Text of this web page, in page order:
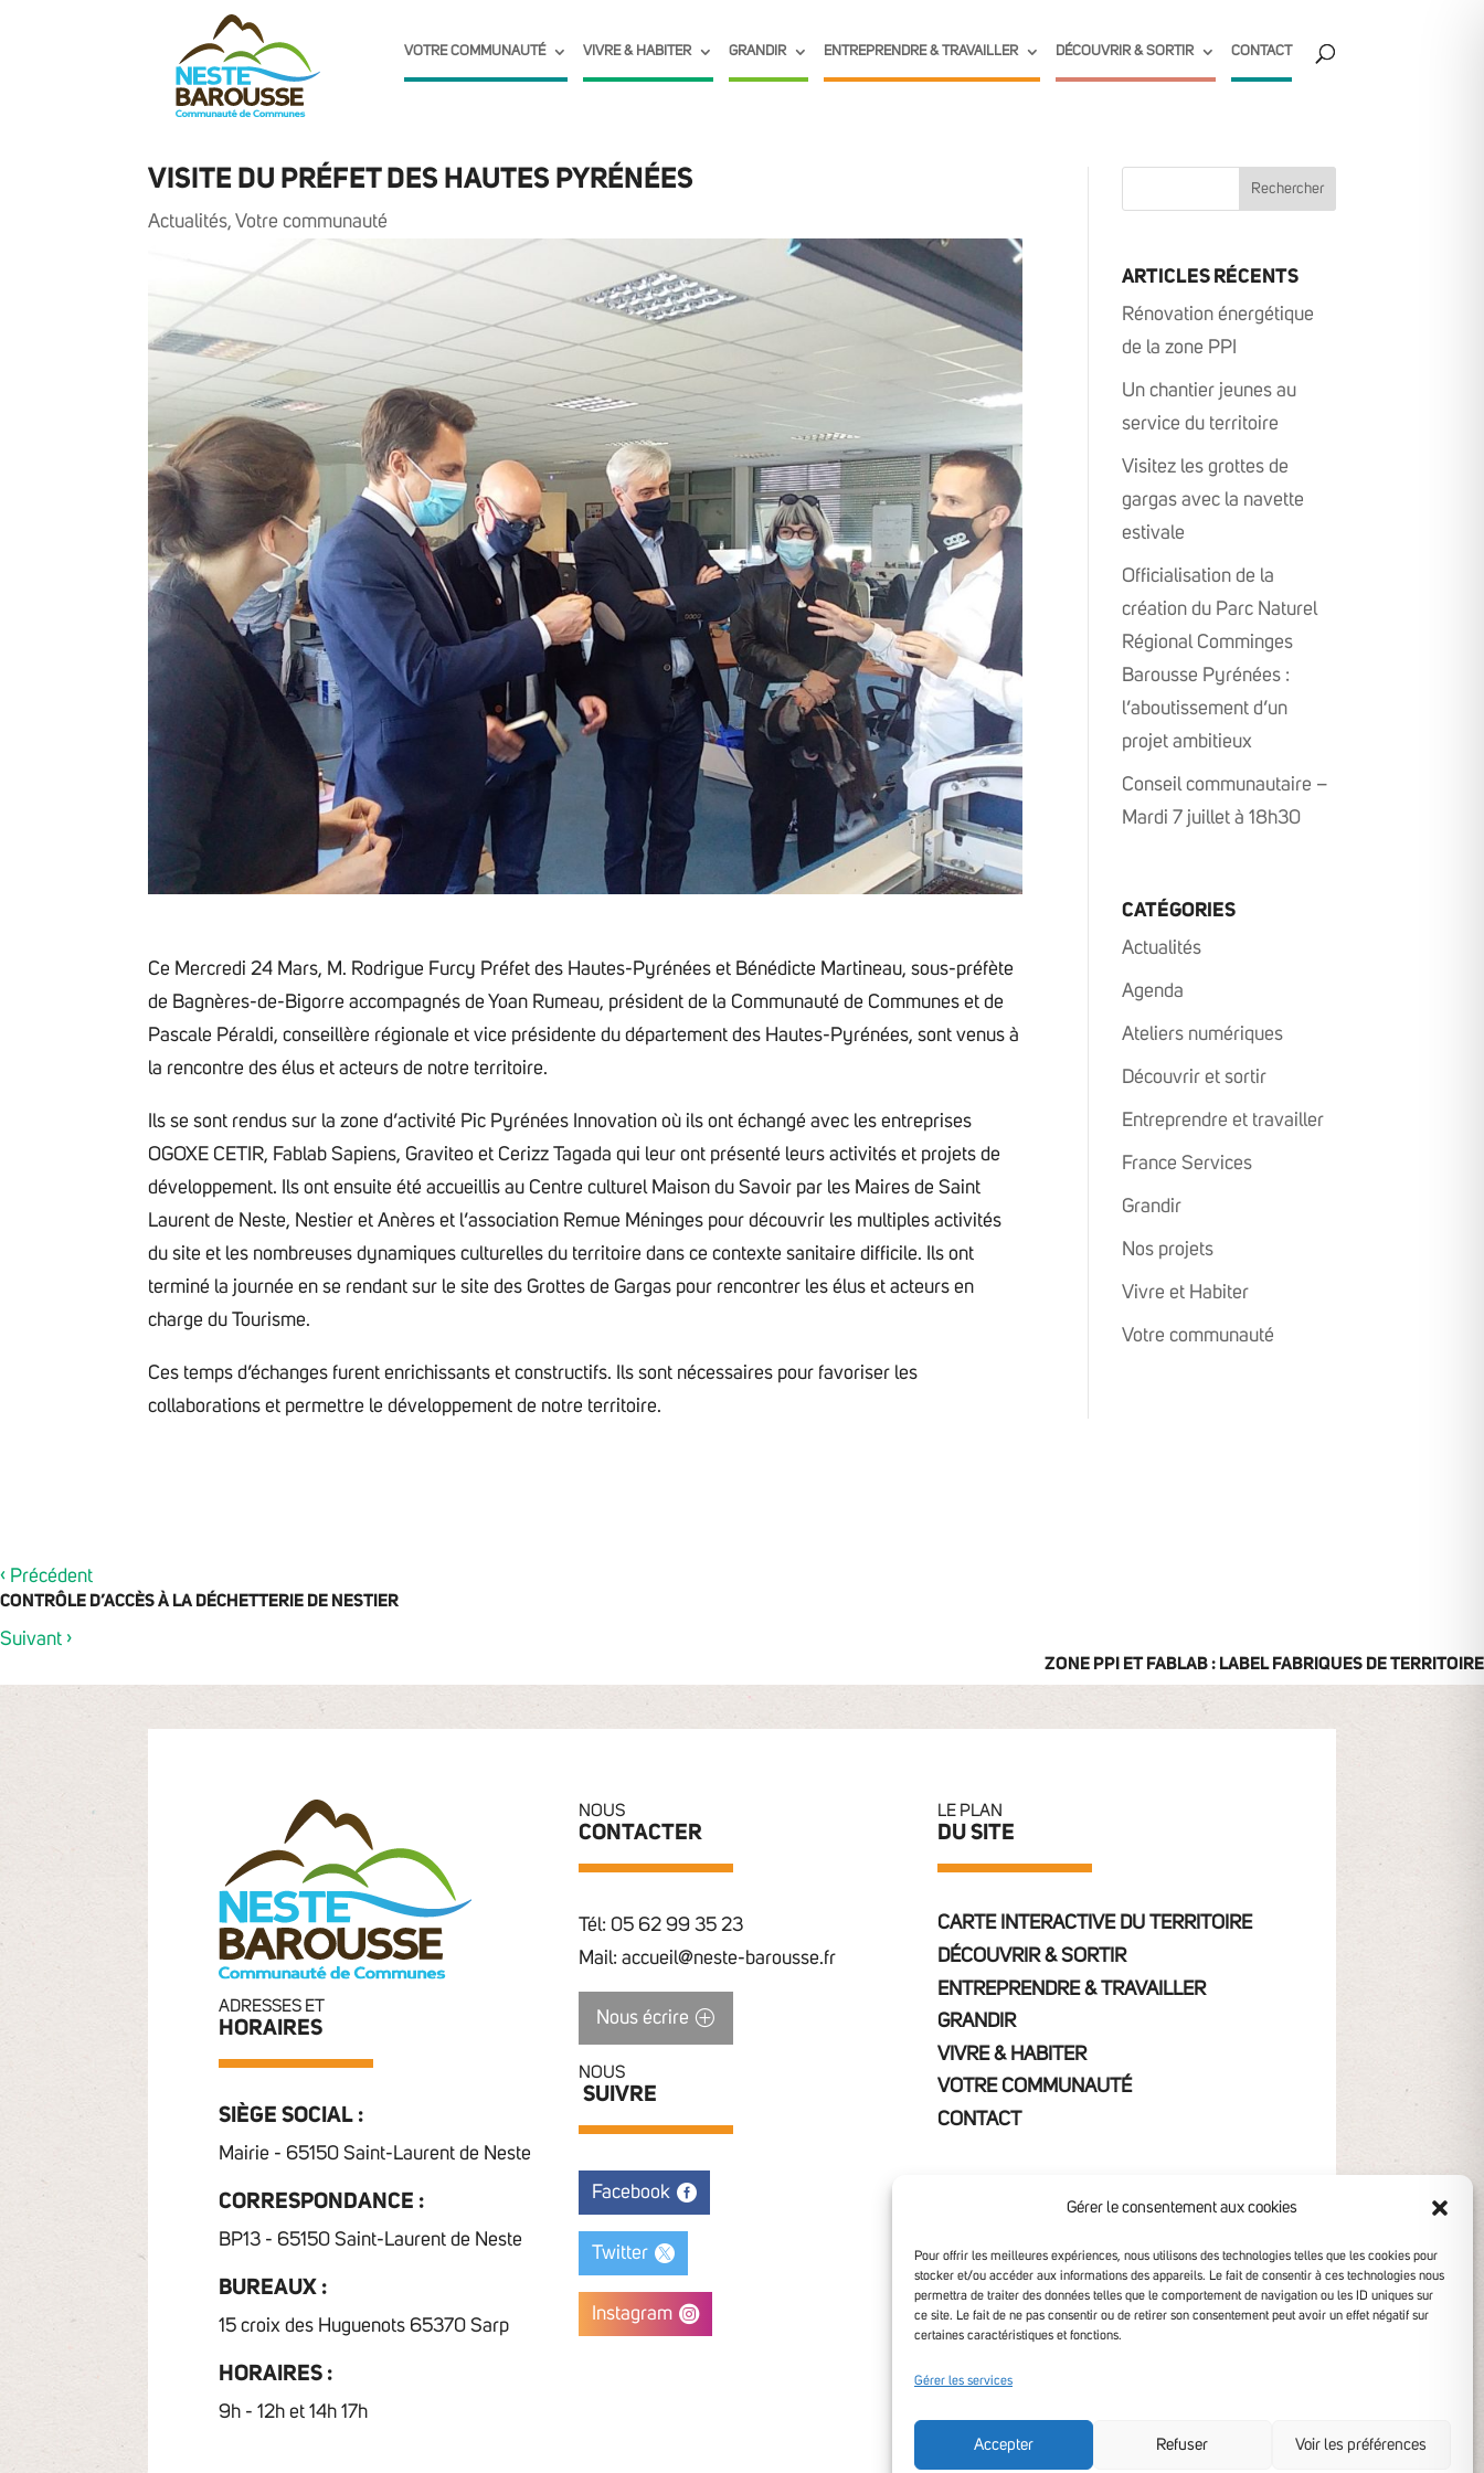
Gérer le consentement aux cookies
Pour offrir les meilleures expériences, nous utilisons des technologies telles que les cookies pour
stocker et/ou accéder aux informations des appareils. Le fait de consentir à ces technologies nous
permettra de traiter des données telles que le comportement de navigation ou les ID uniques sur
ce site. Le fait de ne pas consentir ou de retirer son consentement peut avoir un effet négatif sur
certaines caractéristiques et fonctions.
Gérer les services
Accepter Refuser Voir les préférences
VOTRE COMMUNAUTÉ VIVRE & HABITER GRANDIR ENTREPRENDRE & TRAVAILLER DÉCOUVRIR & SORTIR CONTACT
VISITE DU PRÉFET DES HAUTES PYRÉNÉES
Actualités,Votre communauté
Ce Mercredi 24 Mars, M. Rodrigue Furcy Préfet des Hautes-Pyrénées et Bénédicte Martineau, sous-préfète
de Bagnères-de-Bigorre accompagnés de Yoan Rumeau, président de la Communauté de Communes et de
Pascale Péraldi, conseillère régionale et vice présidente du département des Hautes-Pyrénées, sont venus à
la rencontre des élus et acteurs de notre territoire.
Ils se sont rendus sur la zone d’activité Pic Pyrénées Innovation où ils ont échangé avec les entreprises
OGOXE CETIR, Fablab Sapiens, Graviteo et Cerizz Tagada qui leur ont présenté leurs activités et projets de
développement. Ils ont ensuite été accueillis au Centre culturel Maison du Savoir par les Maires de Saint
Laurent de Neste, Nestier et Anères et l’association Remue Méninges pour découvrir les multiples activités
du site et les nombreuses dynamiques culturelles du territoire dans ce contexte sanitaire difficile. Ils ont
terminé la journée en se rendant sur le site des Grottes de Gargas pour rencontrer les élus et acteurs en
charge du Tourisme.
Ces temps d’échanges furent enrichissants et constructifs. Ils sont nécessaires pour favoriser les
collaborations et permettre le développement de notre territoire.
ARTICLES RÉCENTS
Rénovation énergétique
de la zone PPI
Un chantier jeunes au
service du territoire
Visitez les grottes de
gargas avec la navette
estivale
Officialisation de la
création du Parc Naturel
Régional Comminges
Barousse Pyrénées :
l’aboutissement d’un
projet ambitieux
Conseil communautaire –
Mardi 7 juillet à 18h30
CATÉGORIES
Actualités
Agenda
Ateliers numériques
Découvrir et sortir
Entreprendre et travailler
France Services
Grandir
Nos projets
Vivre et Habiter
Votre communauté
‹ Précédent
CONTRÔLE D’ACCÈS À LA DÉCHETTERIE DE NESTIER
Suivant ›
ZONE PPI ET FABLAB : LABEL FABRIQUES DE TERRITOIRE
ADRESSES ET
HORAIRES
SIÈGE SOCIAL :
Mairie - 65150 Saint-Laurent de Neste
CORRESPONDANCE :
BP13 - 65150 Saint-Laurent de Neste
BUREAUX :
15 croix des Huguenots 65370 Sarp
HORAIRES :
9h - 12h et 14h 17h
NOUS
CONTACTER
Tél: 05 62 99 35 23
Mail: accueil@neste-barousse.fr
Nous écrire
NOUS
SUIVRE
Facebook
Twitter
Instagram
LE PLAN
DU SITE
CARTE INTERACTIVE DU TERRITOIRE
DÉCOUVRIR & SORTIR
ENTREPRENDRE & TRAVAILLER
GRANDIR
VIVRE & HABITER
VOTRE COMMUNAUTÉ
CONTACT